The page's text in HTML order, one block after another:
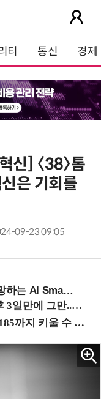
티 통신 경제
신] 〈38〉톰
은 기회를
09-23 09:05
2026 (9/11 코엑스)